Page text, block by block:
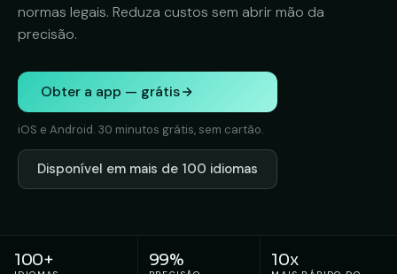
normas legais. Reduza custos sem abrir mão da
precisão.
Obter a app — grátis
iOS e Android. 30 minutos grátis, sem cartão.
Disponível em mais de 100 idiomas
100+ 99% 10x